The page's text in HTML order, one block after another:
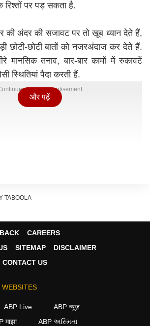
रिश्तों पर पड़ सकता है.
अंदर की सजावट पर तो खूब ध्यान देते हैं,
छोटी-छोटी बातों को नजरअंदाज कर देते हैं.
मानसिक तनाव, बार-बार कामों में रुकावटें
स्थितियां पैदा करती हैं.
below advertisement
और पढ़ें
TABOOLA
CAREERS
SITEMAP
DISCLAIMER
CONTACT US
ABP Live
ABP न्यूज़
माझा ABP અસ્મિતા